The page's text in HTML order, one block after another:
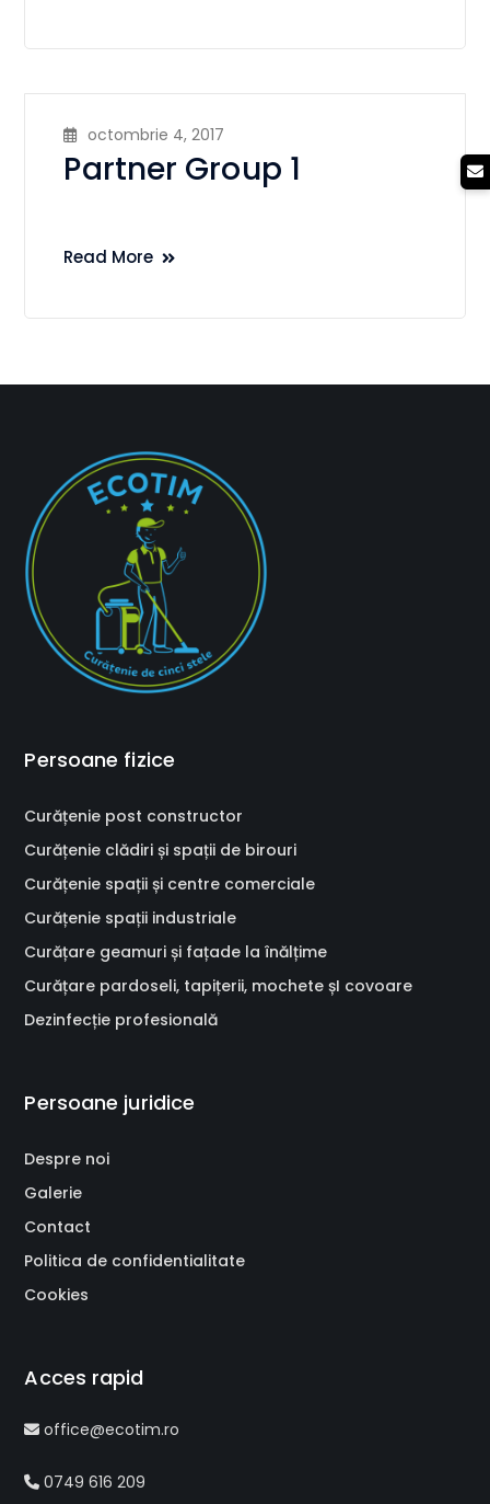
octombrie 4, 2017
Partner Group 1
Read More
Persoane fizice
Curățenie post constructor
Curățenie clădiri și spații de birouri
Curățenie spații și centre comerciale
Curățenie spații industriale
Curățare geamuri și fațade la înălțime
Curățare pardoseli, tapițerii, mochete șI covoare
Dezinfecție profesională
Persoane juridice
Despre noi
Galerie
Contact
Politica de confidentialitate
Cookies
Acces rapid
office@ecotim.ro
0749 616 209